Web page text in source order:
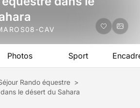
CAV
Photos Sport
Rando équestre >
le désert du Sahara